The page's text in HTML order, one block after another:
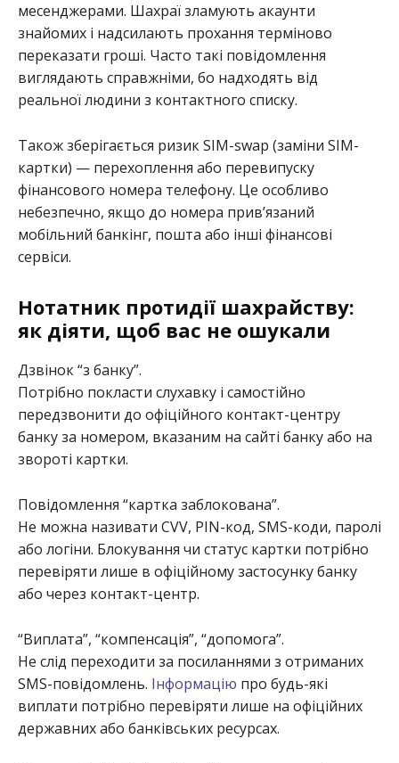
месенджерами. Шахраї зламують акаунти
знайомих і надсилають прохання терміново
переказати гроші. Часто такі повідомлення
виглядають справжніми, бо надходять від
реальної людини з контактного списку.
Також зберігається ризик SIM-swap (заміни SIM-
картки) — перехоплення або перевипуску
фінансового номера телефону. Це особливо
небезпечно, якщо до номера прив’язаний
мобільний банкінг, пошта або інші фінансові
сервіси.
Нотатник протидії шахрайству:
як діяти, щоб вас не ошукали
Дзвінок “з банку”.
Потрібно покласти слухавку і самостійно
передзвонити до офіційного контакт-центру
банку за номером, вказаним на сайті банку або на
звороті картки.
Повідомлення “картка заблокована”.
Не можна називати CVV, PIN-код, SMS-коди, паролі
або логіни. Блокування чи статус картки потрібно
перевіряти лише в офіційному застосунку банку
або через контакт-центр.
“Виплата”, “компенсація”, “допомога”.
Не слід переходити за посиланнями з отриманих
SMS-повідомлень. Інформацію про будь-які
виплати потрібно перевіряти лише на офіційних
державних або банківських ресурсах.